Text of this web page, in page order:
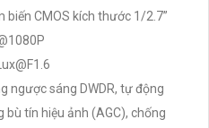
biến CMOS kích thước 1/2.7”
ngược sáng DWDR, tự động
tín hiệu ảnh (AGC), chống